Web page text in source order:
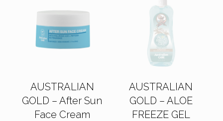
AUSTRALIAN
GOLD – After Sun
Face Cream
AUSTRALIAN
GOLD – ALOE
FREEZE GEL